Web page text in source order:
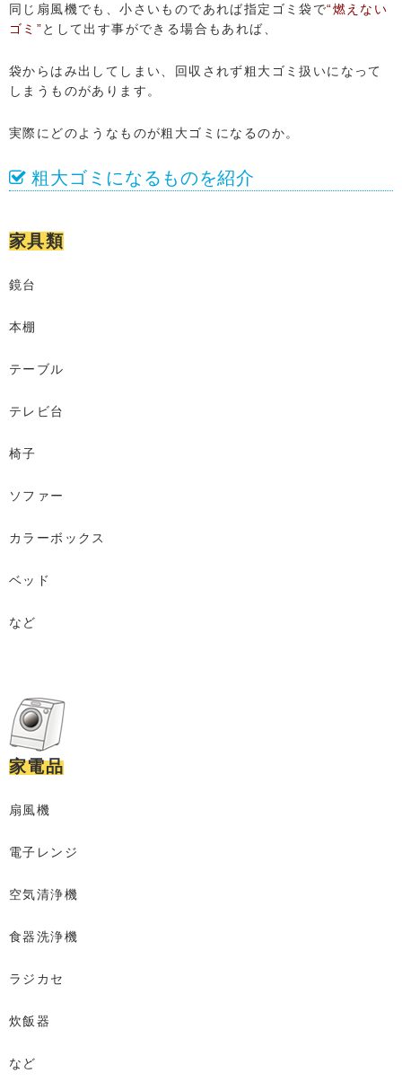
同じ扇風機でも、小さいものであれば指定ゴミ袋で“燃えない
ゴミ”として出す事ができる場合もあれば、
袋からはみ出してしまい、回収されず粗大ゴミ扱いになって
しまうものがあります。
実際にどのようなものが粗大ゴミになるのか。
粗大ゴミになるものを紹介
家具類
鏡台
本棚
テーブル
テレビ台
椅子
ソファー
カラーボックス
ベッド
など
家電品
扇風機
電子レンジ
空気清浄機
食器洗浄機
ラジカセ
炊飯器
など